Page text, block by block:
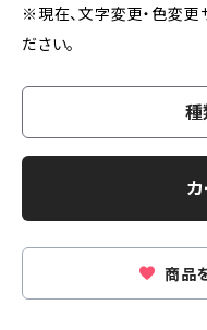
※現在、文字変更・色変更
ださい。
種
商品